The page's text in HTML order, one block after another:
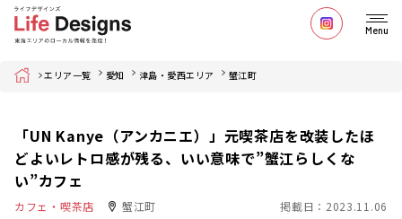
Menu
Home エリア一覧 愛知 津島・愛西エリア 蟹江町
「UN Kanye（アンカニエ）」元喫茶店を改装したほ
どよいレトロ感が残る、いい意味で”蟹江らしくな
い”カフェ
カフェ・喫茶店 蟹江町 掲載日：2023.11.06